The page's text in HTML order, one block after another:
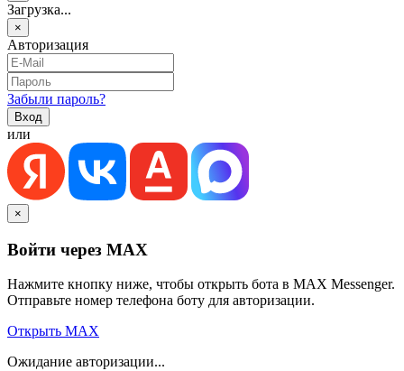
Загрузка...
×
Авторизация
Забыли пароль?
или
×
Войти через MAX
Нажмите кнопку ниже, чтобы открыть бота в MAX Messenger.
Отправьте номер телефона боту для авторизации.
Открыть MAX
Ожидание авторизации...